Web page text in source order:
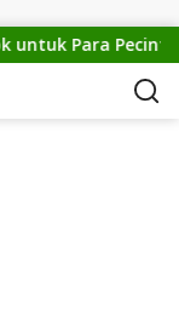
Para Pecinta